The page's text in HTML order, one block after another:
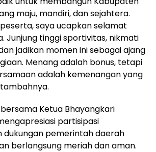
maju, mandiri, dan sejahtera.
saya ucapkan selamat
Junjung tinggi sportivitas, nikmati
jadikan momen ini sebagai ajang
Menang adalah bonus, tetapi
adalah kemenangan yang
Ketua Bhayangkari
partisipasi
dukungan pemerintah daerah
berlangsung meriah dan aman.